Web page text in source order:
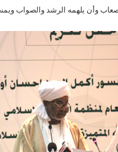
وأن يلهمه الرشد والصواب